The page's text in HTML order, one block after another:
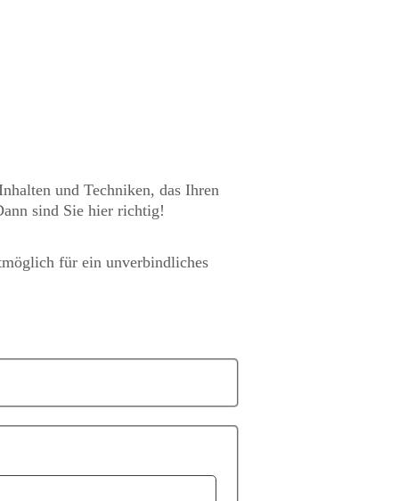
und Techniken, das Ihren
sind Sie hier richtig!
für ein unverbindliches